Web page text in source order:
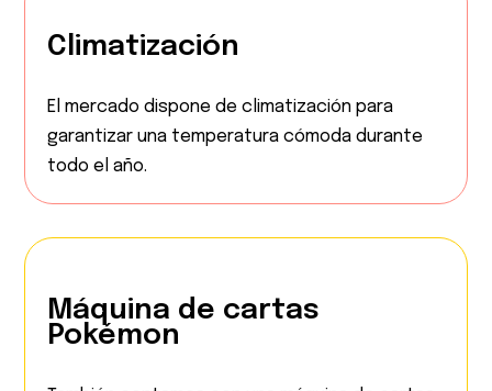
Climatización
El mercado dispone de climatización para
garantizar una temperatura cómoda durante
todo el año.
Máquina de cartas
Pokémon